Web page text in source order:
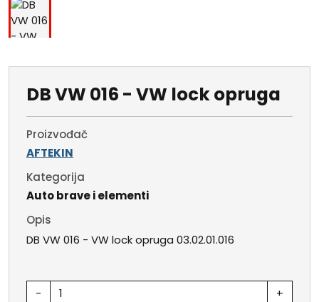
DB VW 016 - VW lock opruga
Proizvođač
AFTEKIN
Kategorija
Auto brave i elementi
Opis
DB VW 016 - VW lock opruga 03.02.01.016
- +